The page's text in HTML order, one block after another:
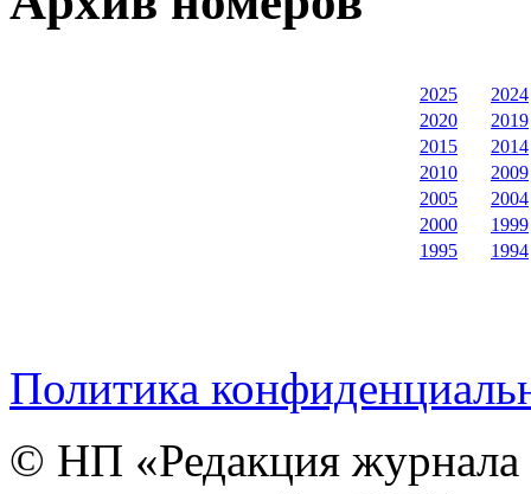
2025
2024
2020
2019
2015
2014
2010
2009
2005
2004
2000
1999
1995
1994
Политика
© НП «Редакция